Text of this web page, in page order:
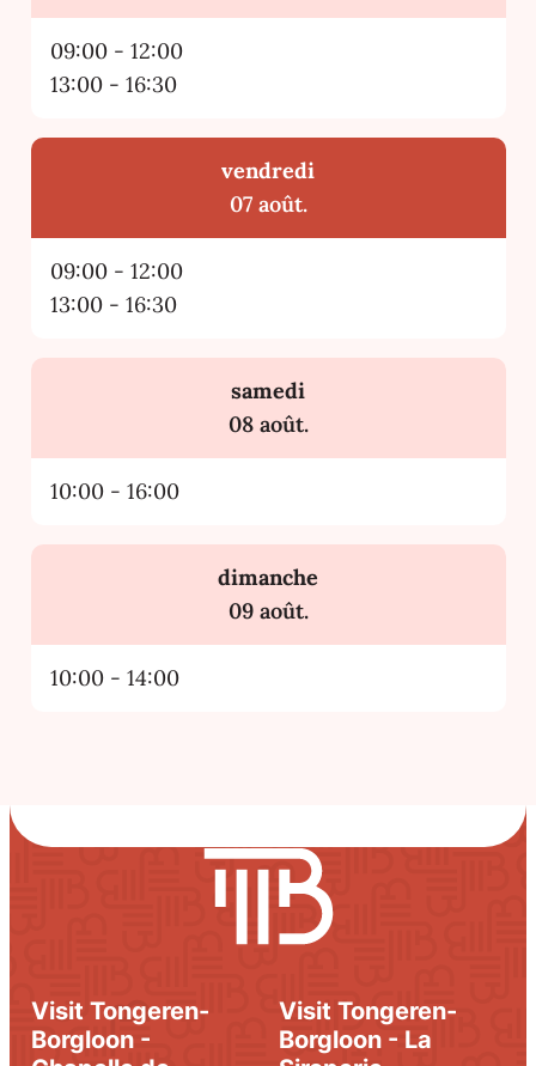
09:00 - 12:00
13:00 - 16:30
vendredi
07 août.
09:00 - 12:00
13:00 - 16:30
samedi
08 août.
10:00 - 16:00
dimanche
09 août.
10:00 - 14:00
Visit Tongeren-
Borgloon -
Visit Tongeren-
Borgloon - La